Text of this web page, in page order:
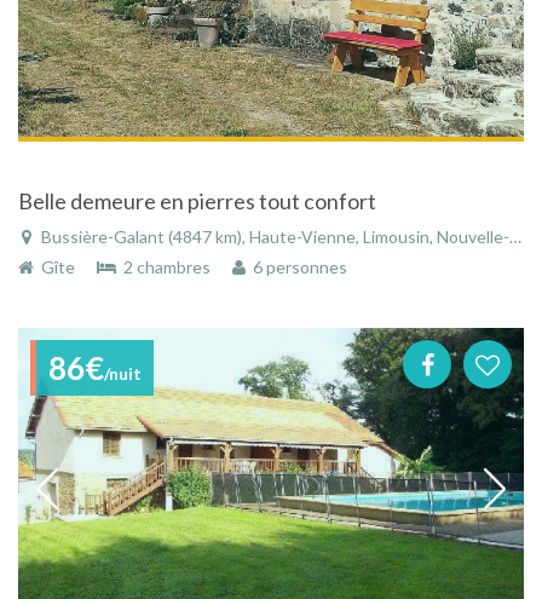
Belle demeure en pierres tout confort
Bussière-Galant (4847 km), Haute-Vienne, Limousin, Nouvelle-Aquitaine, France
Gîte
2 chambres 6 personnes
86€/nuit